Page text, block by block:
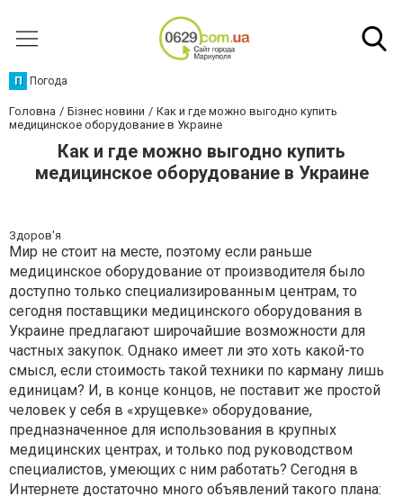
П Погода
Головна Бізнес новини
Как и где можно выгодно купить
медицинское оборудование в Украине
Как и где можно выгодно купить
медицинское оборудование в Украине
Здоров'я
Мир не стоит на месте, поэтому если раньше
медицинское оборудование от производителя было
доступно только специализированным центрам, то
сегодня поставщики медицинского оборудования в
Украине предлагают широчайшие возможности для
частных закупок. Однако имеет ли это хоть какой-то
смысл, если стоимость такой техники по карману лишь
единицам? И, в конце концов, не поставит же простой
человек у себя в «хрущевке» оборудование,
предназначенное для использования в крупных
медицинских центрах, и только под руководством
специалистов, умеющих с ним работать? Сегодня в
Интернете достаточно много объявлений такого плана: